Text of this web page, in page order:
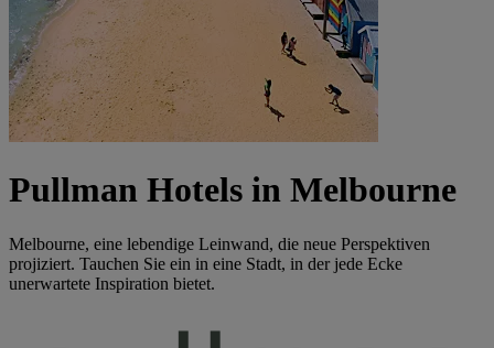
Pullman Hotels in Melbourne
Melbourne, eine lebendige Leinwand, die neue Perspektiven
projiziert. Tauchen Sie ein in eine Stadt, in der jede Ecke
unerwartete Inspiration bietet.